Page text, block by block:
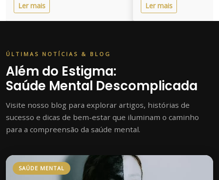
Ler mais
Ler mais
ÚLTIMAS NOTÍCIAS & BLOG
Além do Estigma:
Saúde Mental Descomplicada
Visite nosso blog para explorar artigos, histórias de
sucesso e dicas de bem-estar que iluminam o caminho
para a compreensão da saúde mental.
SAÚDE MENTAL